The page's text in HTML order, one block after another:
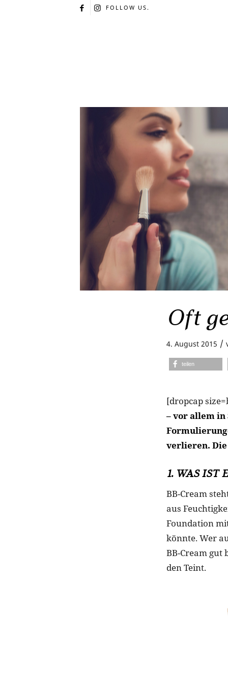
FOLLOW US.
Oft
4. August 2015 /
teilen
[dropcap
– vor allem in
verlieren.
1. WAS IST
BB-Cream
aus
Foundation
könnte. Wer
BB-Cream
den Teint.